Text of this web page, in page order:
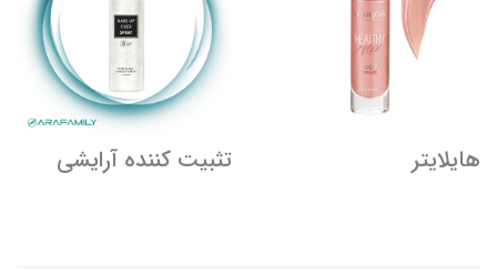
هایلایتر تثبیت کننده آرایشی